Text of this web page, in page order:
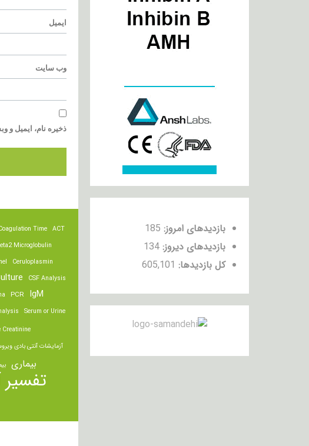
بازدیدهای امروز: 185
بازدیدهای دیروز: 134
کل بازدیدها: 605,101
ایمیل
وب‌ سایت
ذخیره نام، ایمیل و
ACT
Time
Microglobulin
Ceruloplasmin
CSF Analysis
IgM
PCR
Serum or Urine
Creatinine
آزمایشات آنتی بادی
بیماری